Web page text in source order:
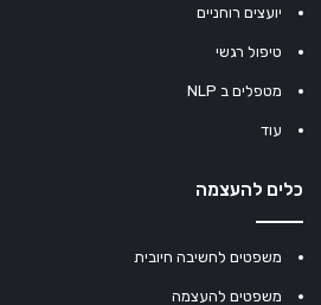
יועצים רוחניים
טיפול רגשי
מטפלים ב NLP
עוד
כלים להעצמה
משפטים לחשיבה חיובית
משפטים להעצמה